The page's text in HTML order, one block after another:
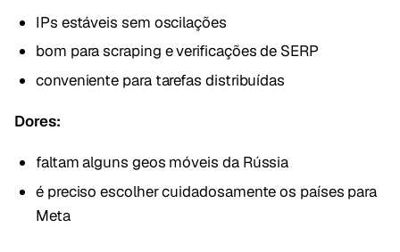
IPs estáveis sem oscilações
bom para scraping e verificações de SERP
conveniente para tarefas distribuídas
Dores:
faltam alguns geos móveis da Rússia
é preciso escolher cuidadosamente os países para
Meta